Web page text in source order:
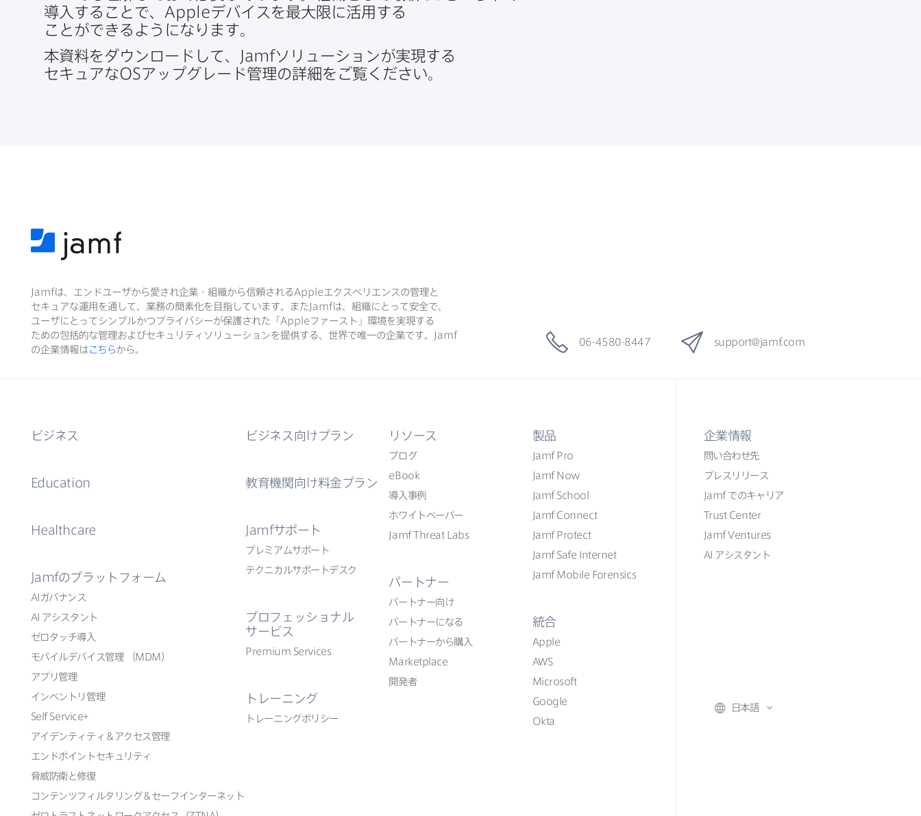
導入する​ことで、 Appleデバイスを​最大限に​活用する​
ことができるようになります。
本資料を​ダウンロードして、
Jamfソリューションが​実現する​
セキュアなOSアップグレード管理の​詳細を​ご覧ください。
Jamfは、​エンドユーザから​愛され企業・組織から​信頼されるApple エクスペリエンスの​管理と​
セキュアな​運用を​通して、​業務の​簡素化を​目指しています。​また Jamfは、​組織に​とって​安全で、​
ユーザに​とって​シンプルかつプライバシーが​保護された​「Apple ファースト」環境を​実現する​
ための​包括的な​管理および​セキュリティソリューションを​提供する、​世界で​唯一の​企業です。
Jamf
の​企業情報はこちらから。
06-4580-8447 support@jamf. com
ビジネス
Education
Healthcare
Jamfの​プラットフォーム
AI ガバナンス
AI アシスタント
ゼロタッチ導入
モバイルデバイス管理
（MDM）
アプリ管理
インベントリ管理
Self Service+
アイデンティティ＆アクセス管理
エンドポイントセキュリティ
脅威防衛と​修復
コンテンツフィルタリング＆セーフインターネット
ビジネス向けプラン
教育機関向け料金プラン
Jamfサポート
プレミアムサポート
テクニカルサポートデスク
プロフェッショナル
サービス
Premium Services
トレーニング
トレーニングポリシー
リソース
ブログ
eBook
導入事例
ホワイトペーパー
Jamf Threat Labs
パートナー
パートナー向け
パートナーに​なる
パートナーから​購入
Marketplace
開発者
製品
Jamf Pro
Jamf Now
Jamf School
Jamf Connect
Jamf Protect
Jamf Safe Internet
Jamf Mobile Forensics
統合
Apple
AWS
Microsoft
Google
Okta
企業情報
問い​合わせ先
プレスリリース
Jamf での​​キャリア
Trust Center
Jamf Ventures
AI アシスタント
日本語